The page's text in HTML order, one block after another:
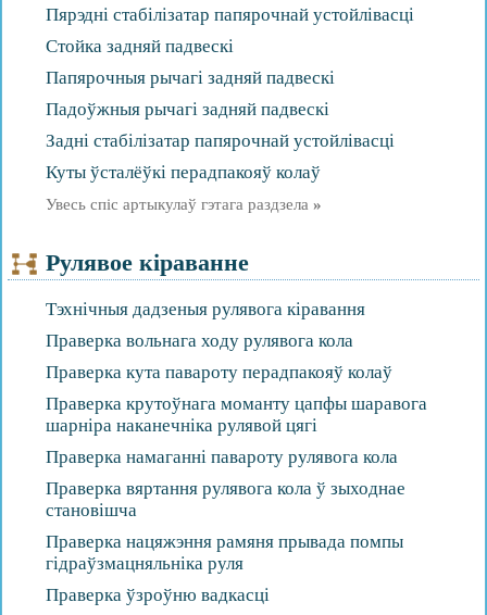
Пярэдні стабілізатар папярочнай устойлівасці
Стойка задняй падвескі
Папярочныя рычагі задняй падвескі
Падоўжныя рычагі задняй падвескі
Задні стабілізатар папярочнай устойлівасці
Куты ўсталёўкі перадпакояў колаў
Увесь спіс артыкулаў гэтага раздзела »
Рулявое кіраванне
Тэхнічныя дадзеныя рулявога кіравання
Праверка вольнага ходу рулявога кола
Праверка кута павароту перадпакояў колаў
Праверка крутоўнага моманту цапфы шаравога
шарніра наканечніка рулявой цягі
Праверка намаганні павароту рулявога кола
Праверка вяртання рулявога кола ў зыходнае
становішча
Праверка нацяжэння рамяня прывада помпы
гідраўзмацняльніка руля
Праверка ўзроўню вадкасці